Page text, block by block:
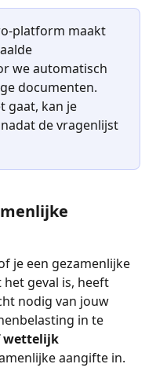
platform maakt
we automatisch
documenten.
gaat, kan je
de vragenlijst
je een gezamenlijke
geval is, heeft
nodig van jouw
in te
wettelijk
aangifte in.